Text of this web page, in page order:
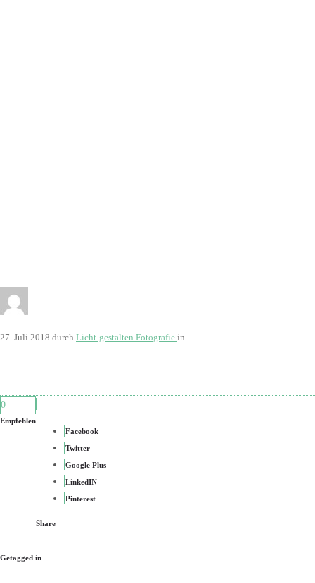
27. Juli 2018 durch Licht-gestalten Fotografie in
0
Empfehlen
Facebook
Twitter
Google Plus
LinkedIN
Pinterest
Share
Getagged in